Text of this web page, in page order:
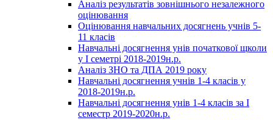
Аналіз результатів зовнішнього незалежного
оцінювання
Оцінювання навчальних досягнень учнів 5-
11 класів
Навчальні досягнення унів початкової щколи
у І семетрі 2018-2019н.р.
Аналіз ЗНО та ДПА 2019 року
Навчальні досягнення учнів 1-4 класів у
2018-2019н.р.
Навчальні досягнення унів 1-4 класів за І
семестр 2019-2020н.р.